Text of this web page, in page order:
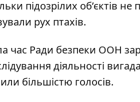
підозрілих об’єктів не
рух птахів.
час Ради безпеки ООН
діяльності
більшістю голосів.